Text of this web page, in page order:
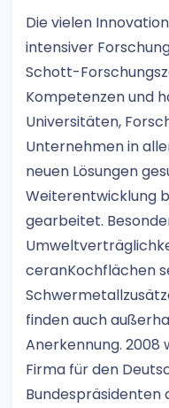
Die vielen
intensiver
Schott-
Kompetenzen und
Universitäten,
Unternehmen in
neuen Lösungen
Weiterentwicklung
gearbeitet.
ceranKochflächen
finden auch
Anerkennung. 2008
Firma für den
Bundespräsidenten